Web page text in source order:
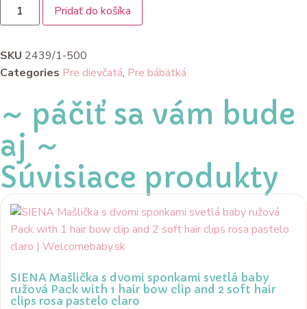
Pridať do košíka
SKU 2439/1-500
Categories Pre dievčatá, Pre bábätká
~ páčiť sa vám bude
aj ~
Súvisiace produkty
SIENA Mašlička s dvomi sponkami svetlá baby
ružová Pack with 1 hair bow clip and 2 soft hair
clips rosa pastelo claro